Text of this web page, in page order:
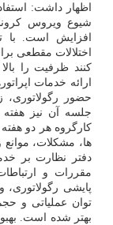
اظهار داشت:
شیوع ویروس
افزایش است. با
اختلالات مقطعی
کنند ظرفیت را
حضور رگولاتوری،
جلسه آن نیز
کارگروه هر دو
ها، مشکلات،
دفتر نظارت بر
مقررات و
پایشی
توان عملیاتی و
بهتر شده است.